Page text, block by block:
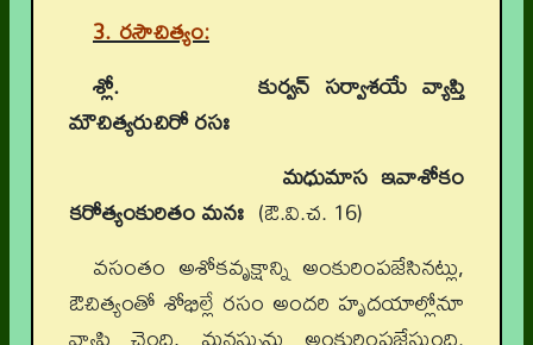
3. రసౌచిత్యం:
శ్లో.
కుర్వన్ సర్వాశయే వ్యాప్తి
మౌచిత్యరుచిరో రసః
మధుమాస ఇవాశోకం
కరోత్యంకురితం మనః (ఔ.వి.చ. 16)
వసంతం అశోకవృక్షాన్ని అంకురింపజేసినట్లు,
ఔచిత్యంతో శోభిల్లే రసం అందరి హృదయాల్లోనూ